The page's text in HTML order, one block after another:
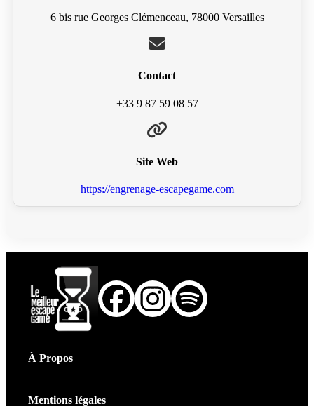
6 bis rue Georges Clémenceau, 78000 Versailles
Contact
+33 9 87 59 08 57
Site Web
https://engrenage-escapegame.com
À Propos
Mentions légales